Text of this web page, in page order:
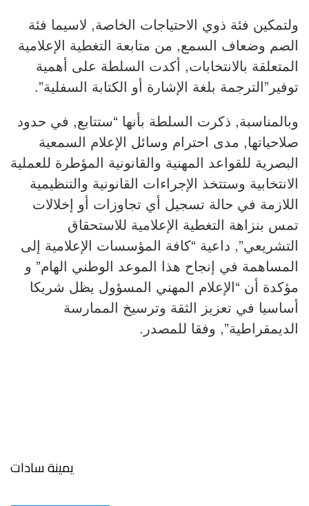
ولتمكين فئة ذوي الاحتياجات الخاصة, لاسيما فئة
الصم وضعاف السمع, من متابعة التغطية الإعلامية
المتعلقة بالانتخابات, أكدت السلطة على أهمية
توفير”الترجمة بلغة الإشارة أو الكتابة السفلية”.
وبالمناسبة, ذكرت السلطة بأنها “ستتابع, في حدود
صلاحياتها, مدى احترام وسائل الإعلام السمعية
البصرية للقواعد المهنية والقانونية المؤطرة للعملية
الانتخابية وستتخذ الإجراءات القانونية والتنظيمية
اللازمة في حالة تسجيل أي تجاوزات أو إخلالات
تمس بنزاهة التغطية الإعلامية للاستحقاق
التشريعي”, داعية “كافة المؤسسات الإعلامية إلى
المساهمة في إنجاح هذا الموعد الوطني الهام” و
مؤكدة أن “الإعلام المهني المسؤول يظل شريكا
أساسيا في تعزيز الثقة وترسيخ الممارسة
الديمقراطية”, وفقا للمصدر.
يمينة سادات